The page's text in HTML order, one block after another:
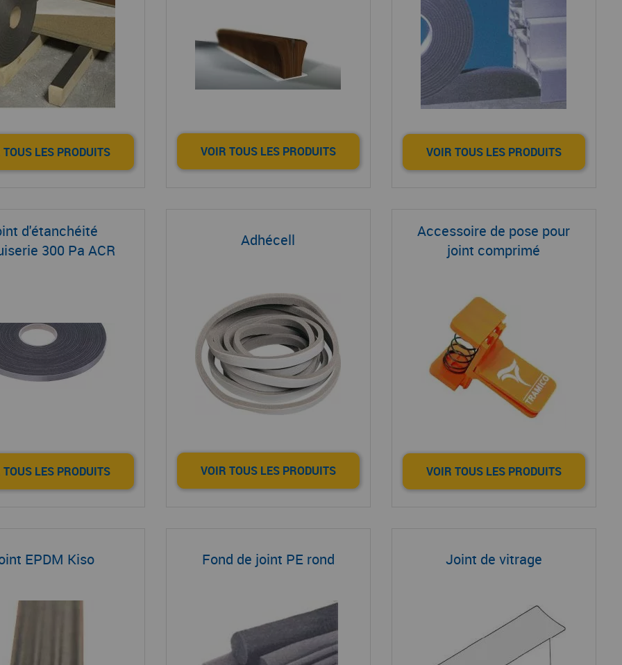
TOUS LES PRODUITS VOIR TOUS LES PRODUITS VOIR TOUS LES PRODUITS
d'étanchéité
300 Pa ACR
TOUS LES PRODUITS
Adhécell
VOIR TOUS LES PRODUITS
Accessoire de pose pour
joint comprimé
VOIR TOUS LES PRODUITS
EPDM Kiso Fond de joint PE rond Joint de vitrage